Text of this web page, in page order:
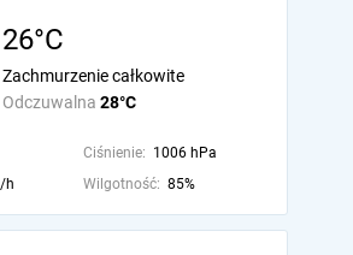
26°C
Odczuwalna 28°C
Zachmurzenie całkowite
Ciśnienie: 1006 hPa
h Wilgotność: 85%